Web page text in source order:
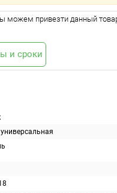
можем привезти данный
и сроки